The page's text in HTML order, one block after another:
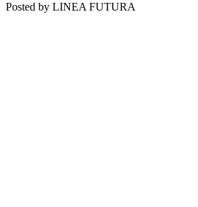
Posted by LINEA FUTURA